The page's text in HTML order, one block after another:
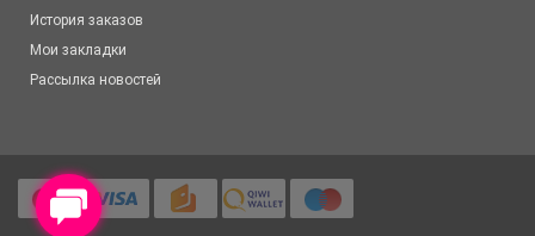
История заказов
Мои закладки
Рассылка новостей